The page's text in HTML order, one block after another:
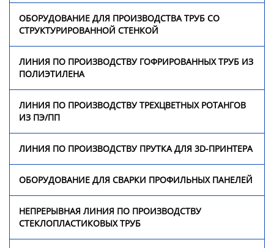
сварки профильных
панелей
Непрерывная линия по
производству
стеклопластиковых труб
Оборудование для
непрерывной намотки
труб с ребрами
Линия для однослойных
гофрированных труб
Линия по производству
ОБОРУДОВАНИЕ ДЛЯ ПРОИЗВОДСТВА ТРУБ СО
СТРУКТУРИРОВАННОЙ СТЕНКОЙ
ЛИНИЯ ПО ПРОИЗВОДСТВУ ГОФРИРОВАННЫХ ТРУБ ИЗ
ПОЛИЭТИЛЕНА
ЛИНИЯ ПО ПРОИЗВОДСТВУ ТРЕХЦВЕТНЫХ РОТАНГОВ
ИЗ ПЭ/ПП
ЛИНИЯ ПО ПРОИЗВОДСТВУ ПРУТКА ДЛЯ 3D-ПРИНТЕРА
ОБОРУДОВАНИЕ ДЛЯ СВАРКИ ПРОФИЛЬНЫХ ПАНЕЛЕЙ
НЕПРЕРЫВНАЯ ЛИНИЯ ПО ПРОИЗВОДСТВУ
СТЕКЛОПЛАСТИКОВЫХ ТРУБ